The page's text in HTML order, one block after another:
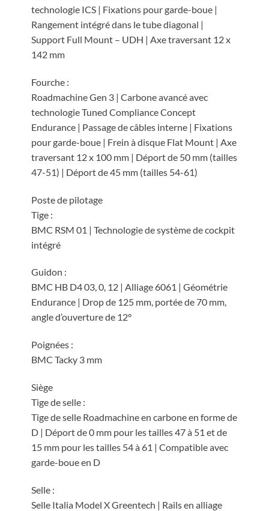
technologie ICS | Fixations pour garde-boue |
Rangement intégré dans le tube diagonal |
Support Full Mount – UDH | Axe traversant 12 x
142 mm
Fourche :
Roadmachine Gen 3 | Carbone avancé avec
technologie Tuned Compliance Concept
Endurance | Passage de câbles interne | Fixations
pour garde-boue | Frein à disque Flat Mount | Axe
traversant 12 x 100 mm | Déport de 50 mm (tailles
47-51) | Déport de 45 mm (tailles 54-61)
Poste de pilotage
Tige :
BMC RSM 01 | Technologie de système de cockpit
intégré
Guidon :
BMC HB D4 03, 0, 12 | Alliage 6061 | Géométrie
Endurance | Drop de 125 mm, portée de 70 mm,
angle d’ouverture de 12°
Poignées :
BMC Tacky 3 mm
Siège
Tige de selle :
Tige de selle Roadmachine en carbone en forme de
D | Déport de 0 mm pour les tailles 47 à 51 et de
15 mm pour les tailles 54 à 61 | Compatible avec
garde-boue en D
Selle :
Selle Italia Model X Greentech | Rails en alliage